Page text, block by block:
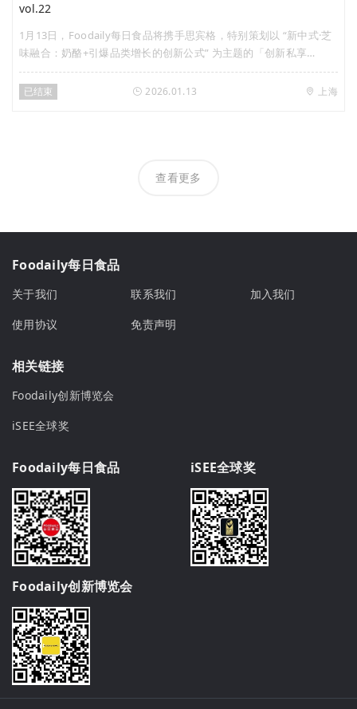
vol.22
1月13日，Foodaily每日食品将携手思宾格，特别策划以 “新中式·芝
味融合：奶酪+引爆品类增长的创新公式” 为主题的「创新私享
会」，将与创新代表品牌、研发专家及行业智库一同，解码“奶酪
+”爆款密码，将趋势洞察转化为可落地的增长机遇。
已结束 2026.01.13 上海
查看更多
Foodaily每日食品
关于我们 联系我们
加入我们
使用协议
免责声明
相关链接
Foodaily创新博览会
iSEE全球奖
Foodaily每日食品 iSEE全球奖
Foodaily创新博览会